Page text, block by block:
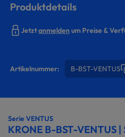
Produktdetails
Jetztanmeldenum Preise &
Artikelnummer: B-BST-VENTUS
Serie VENTUS
KRONE B-BST-VENTUS